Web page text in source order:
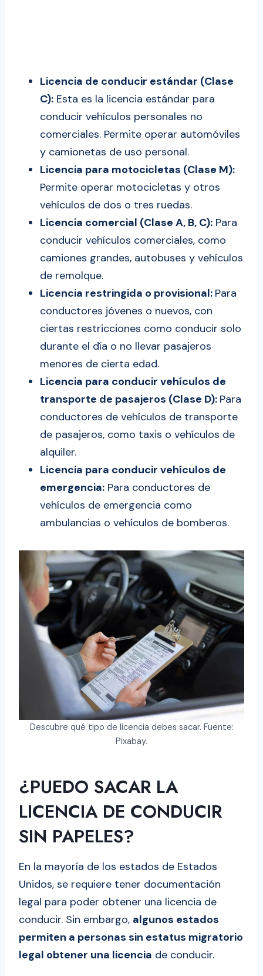
Licencia de conducir estándar (Clase
C): Esta es la licencia estándar para
conducir vehículos personales no
comerciales. Permite operar automóviles
y camionetas de uso personal.
Licencia para motocicletas (Clase M):
Permite operar motocicletas y otros
vehículos de dos o tres ruedas.
Licencia comercial (Clase A, B, C): Para
conducir vehículos comerciales, como
camiones grandes, autobuses y vehículos
de remolque.
Licencia restringida o provisional: Para
conductores jóvenes o nuevos, con
ciertas restricciones como conducir solo
durante el día o no llevar pasajeros
menores de cierta edad.
Licencia para conducir vehículos de
transporte de pasajeros (Clase D): Para
conductores de vehículos de transporte
de pasajeros, como taxis o vehículos de
alquiler.
Licencia para conducir vehículos de
emergencia: Para conductores de
vehículos de emergencia como
ambulancias o vehículos de bomberos.
Descubre qué tipo de licencia debes sacar. Fuente:
Pixabay.
¿PUEDO SACAR LA
LICENCIA DE CONDUCIR
SIN PAPELES?
En la mayoría de los estados de Estados
Unidos, se requiere tener documentación
legal para poder obtener una licencia de
conducir. Sin embargo, algunos estados
permiten a personas sin estatus migratorio
legal obtener una licencia de conducir.